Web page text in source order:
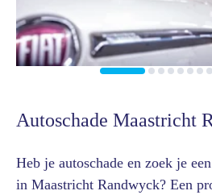
Autoschade Maastricht
Heb je autoschade en zoek je
in Maastricht Randwyck? Een